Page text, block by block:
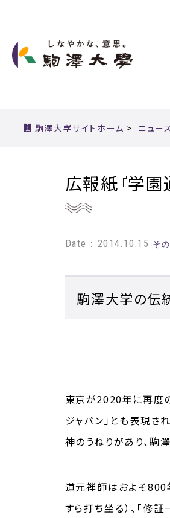
駒澤大学サイトホーム > ニュー
広報紙『学
Date：2014.10.15 そ
駒澤大学の伝
東京が2020年に再度の
ジャパン」とも表現さ
神のうねりがあり、駒
道元禅師はおよそ800
すら打ち坐る）、「修